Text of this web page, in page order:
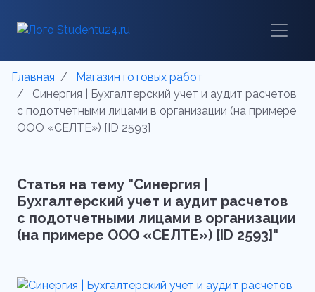
Главная
Магазин готовых работ
Синергия | Бухгалтерский учет и аудит расчетов
с подотчетными лицами в организации (на примере
ООО «СЕЛТЕ») [ID 2593]
Статья на тему "Синергия |
Бухгалтерский учет и аудит расчетов
с подотчетными лицами в организации
(на примере ООО «СЕЛТЕ») [ID 2593]"